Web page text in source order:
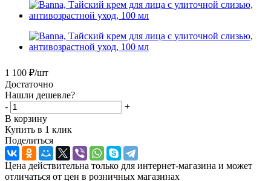
1 100 ₽/шт
Достаточно
Нашли дешевле?
-
+
В корзину
Купить в 1 клик
Поделиться
Цена действительна только для интернет-магазина и может
отличаться от цен в розничных магазинах